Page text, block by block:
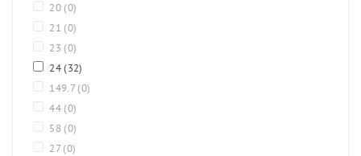
20 (0)
21 (0)
23 (0)
24(32)
149.7 (0)
44 (0)
58 (0)
27 (0)